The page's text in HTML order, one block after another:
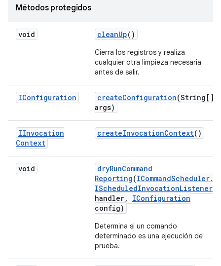
Métodos protegidos
void cleanUp()
Cierra los registros y realiza
cualquier otra limpieza necesaria
antes de salir.
IConfiguration createConfiguration(String[]
args)
IInvocation
Context
createInvocationContext()
void dryRunCommand
Reporting(ICommandScheduler.
IScheduledInvocationListener
handler,
IConfiguration
config)
Determina si un comando
determinado es una ejecución de
prueba.